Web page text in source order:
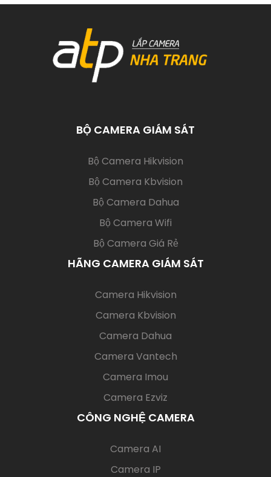
BỘ CAMERA GIÁM SÁT
Bộ Camera Hikvision
Bộ Camera Kbvision
Bộ Camera Dahua
Bộ Camera Wifi
Bộ Camera Giá Rẻ
HÃNG CAMERA GIÁM SÁT
Camera Hikvision(current)
Camera Kbvision
Camera Dahua
Camera Vantech
Camera Imou
Camera Ezviz
CÔNG NGHỆ CAMERA
Camera AI
Camera IP